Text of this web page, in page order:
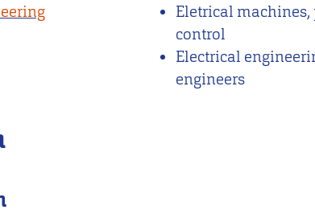
Eletrical machines,
control
Electrical
engineers